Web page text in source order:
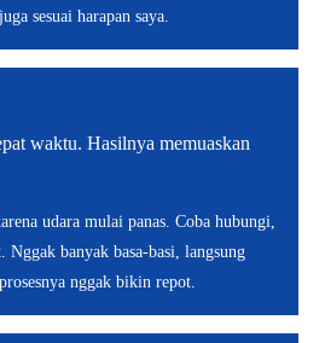
sesuai harapan saya.
waktu. Hasilnya memuaskan
udara mulai panas. Coba hubungi,
Nggak banyak basa-basi, langsung
nggak bikin repot.